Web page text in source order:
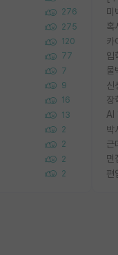
276
275
120
77
7
9
16
13
2
2
2
2
미
혹
카
입
물
신
장
AI
근
면
편